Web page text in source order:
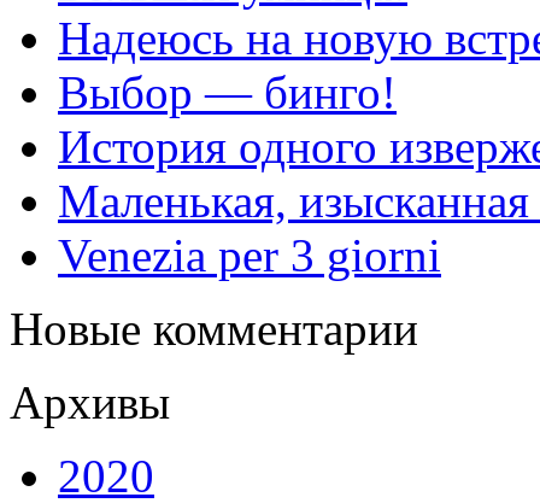
Надеюсь на новую
Выбор — бинго!
История одного
Маленькая,
Venezia per 3 giorni
Новые комментарии
Архивы
2020